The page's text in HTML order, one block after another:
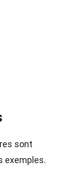
sont
exemples.